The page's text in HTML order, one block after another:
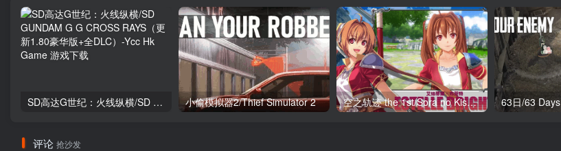
SD高达G世纪：火线纵横/SD GUNDAM G G CROSS RAYS（更新1.80豪华版+全DLC） 小偷模拟器2/Thief Simulator 2 空之轨迹 the 1st/Sora no Kiseki the 1st 63日/63 Days
评论 抢沙发